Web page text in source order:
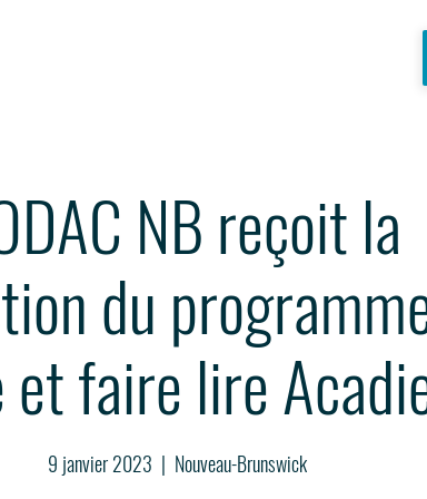
NB reçoit la
du
et faire lire
9 janvier 2023
  |
Nouveau-Brunswick